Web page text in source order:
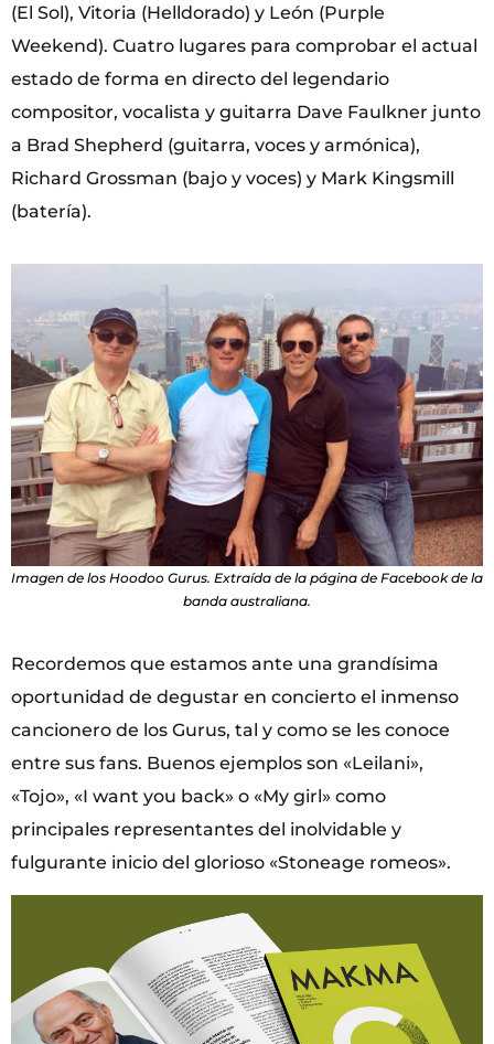
(El Sol), Vitoria (Helldorado) y León (Purple
Weekend). Cuatro lugares para comprobar el actual
estado de forma en directo del legendario
compositor, vocalista y guitarra Dave Faulkner junto
a Brad Shepherd (guitarra, voces y armónica),
Richard Grossman (bajo y voces) y Mark Kingsmill
(batería).
Imagen de los Hoodoo Gurus. Extraída de la página de Facebook de la
banda australiana.
Recordemos que estamos ante una grandísima
oportunidad de degustar en concierto el inmenso
cancionero de los Gurus, tal y como se les conoce
entre sus fans. Buenos ejemplos son «Leilani»,
«Tojo», «I want you back» o «My girl» como
principales representantes del inolvidable y
fulgurante inicio del glorioso «Stoneage romeos».